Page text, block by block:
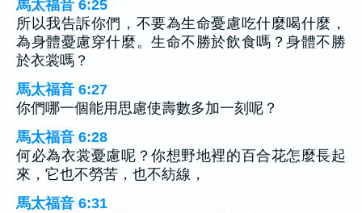
馬太福音 6:25
所以我告訴你們，不要為生命憂慮吃什麼喝什麼，
為身體憂慮穿什麼。生命不勝於飲食嗎？身體不勝
於衣裳嗎？
馬太福音 6:27
你們哪一個能用思慮使壽數多加一刻呢？
馬太福音 6:28
何必為衣裳憂慮呢？你想野地裡的百合花怎麼長起
來，它也不勞苦，也不紡線，
馬太福音 6:31